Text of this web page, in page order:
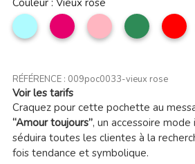
Couleur : Vieux rose
Bleu
ciel
MagentaRose
clair
Vert
mer
RÉFÉRENCE : 009poc0033-vieux rose
Voir les tarifs
Craquez pour cette pochette au
“Amour toujours”, un accessoire
séduira toutes les clientes à la
fois tendance et symbolique.